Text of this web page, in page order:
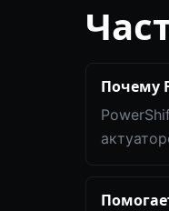
Почему